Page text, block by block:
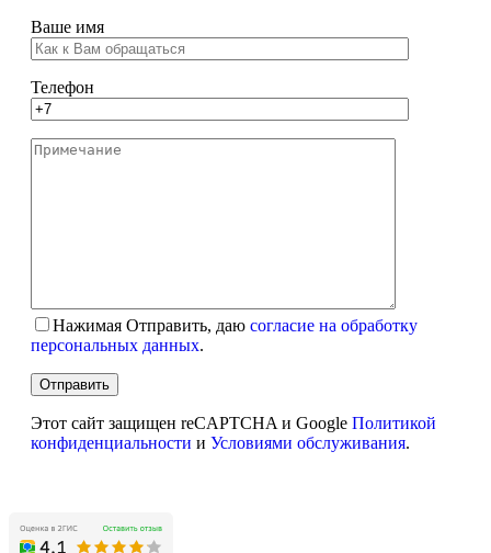
Ваше имя
Телефон
Нажимая Отправить, даю согласие на обработку
персональных данных.
Этот сайт защищен reCAPTCHA и Google Политикой
конфиденциальности и Условиями обслуживания.